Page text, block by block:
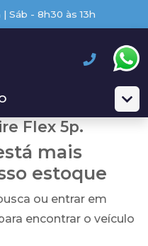
Sáb - 8h30 às 13h
Flex 5p.
mais
estoque
ou entrar em
encontrar o veículo